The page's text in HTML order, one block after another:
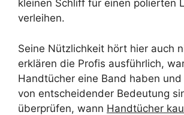
kleinen Schliff für einen polierten
verleihen.
Seine Nützlichkeit hört hier auch
erklären die Profis ausführlich,
Handtücher eine Band haben
von entscheidender Bedeutung
überprüfen, wann Handtücher